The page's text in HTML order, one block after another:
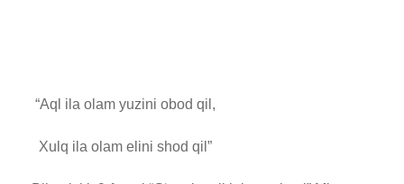
“Aql ila olam yuzini obod qil,
Xulq ila olam elini shod qil”